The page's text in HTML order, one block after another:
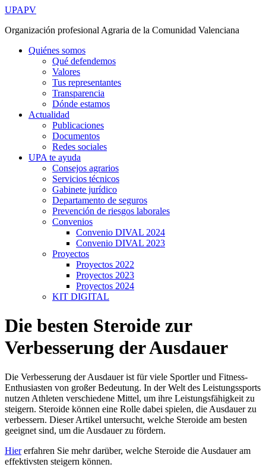
Ir
contenido
UPAPV
Organización profesional Agraria de la Comunidad Valenciana
Quiénes somos
Qué defendemos
Valores
Tus representantes
Transparencia
Dónde estamos
Actualidad
Publicaciones
Documentos
Redes sociales
UPA te ayuda
Consejos agrarios
Servicios técnicos
Gabinete jurídico
Departamento de seguros
Prevención de riesgos laborales
Convenios
Convenio DIVAL 2024
Convenio DIVAL 2023
Proyectos
Proyectos 2022
Proyectos 2023
Proyectos 2024
KIT DIGITAL
Die besten Steroide zur
Verbesserung der Ausdauer
Die Verbesserung der Ausdauer ist für viele Sportler und Fitness-
Enthusiasten von großer Bedeutung. In der Welt des Leistungssports
nutzen Athleten verschiedene Mittel, um ihre Leistungsfähigkeit zu
steigern. Steroide können eine Rolle dabei spielen, die Ausdauer zu
verbessern. Dieser Artikel untersucht, welche Steroide am besten
geeignet sind, um die Ausdauer zu fördern.
Hiererfahren Sie mehr darüber, welche Steroide die Ausdauer am
effektivsten steigern können.